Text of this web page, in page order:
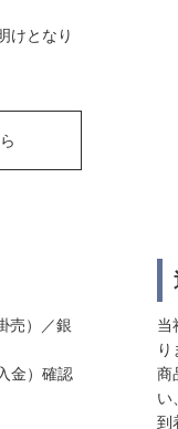
けとなり
売）／銀
金）確認
当
り
商
い
到